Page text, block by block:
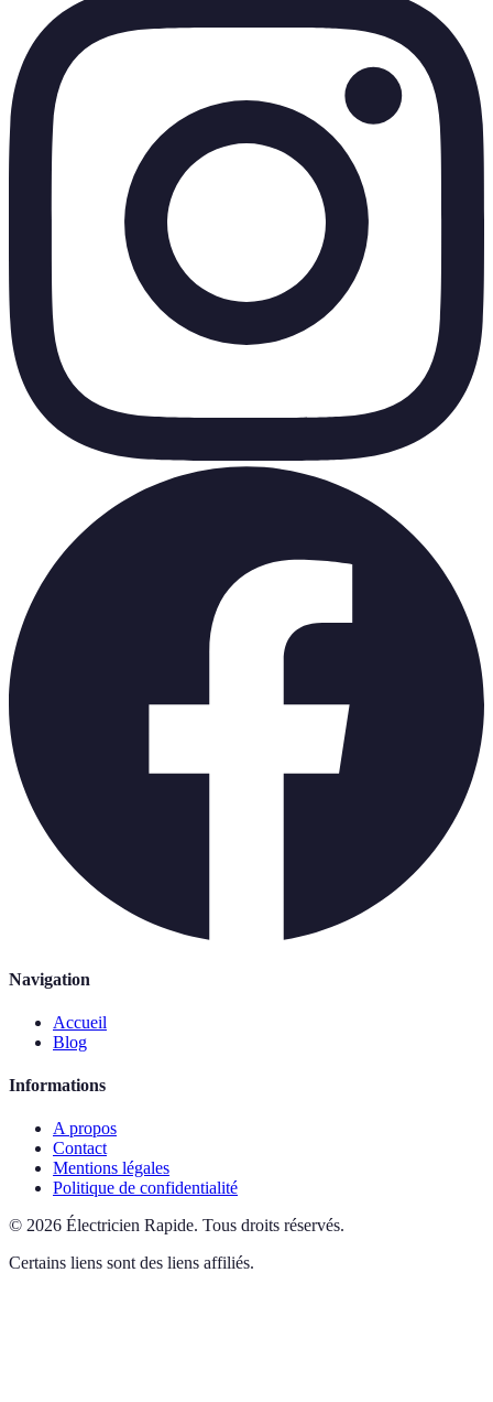
Navigation
Accueil
Blog
Informations
A propos
Contact
Mentions légales
Politique de confidentialité
© 2026 Électricien Rapide. Tous droits réservés.
Certains liens sont des liens affiliés.